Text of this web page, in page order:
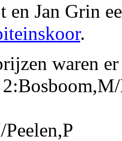
en Jan Grin
.
waren